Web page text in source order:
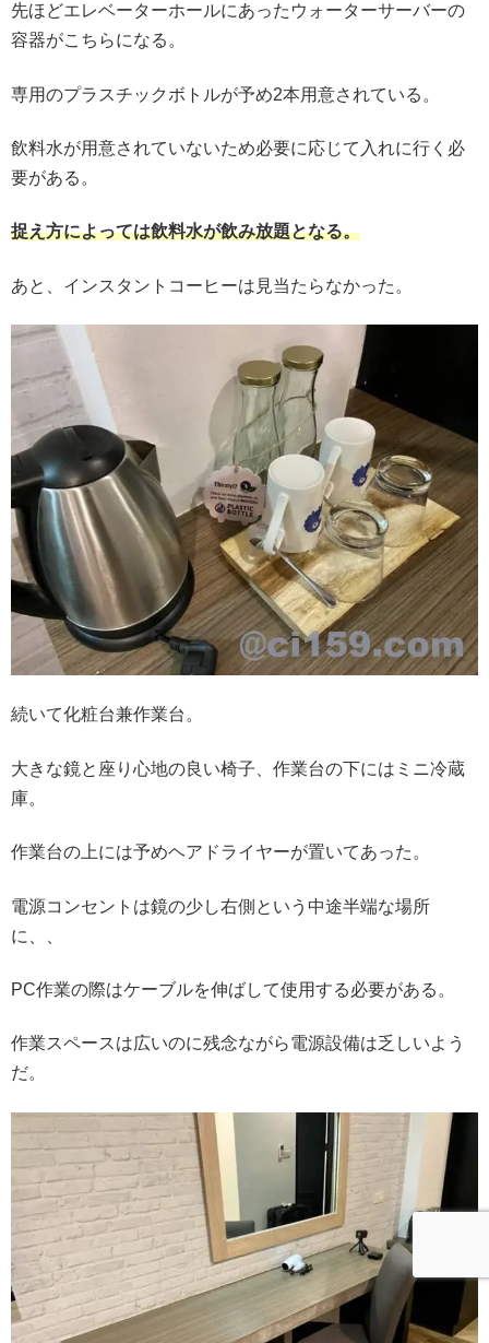
先ほどエレベーターホールにあったウォーターサーバーの
容器がこちらになる。
専用のプラスチックボトルが予め2本用意されている。
飲料水が用意されていないため必要に応じて入れに行く必
要がある。
捉え方によっては飲料水が飲み放題となる。
あと、インスタントコーヒーは見当たらなかった。
続いて化粧台兼作業台。
大きな鏡と座り心地の良い椅子、作業台の下にはミニ冷蔵
庫。
作業台の上には予めヘアドライヤーが置いてあった。
電源コンセントは鏡の少し右側という中途半端な場所
に、、
PC作業の際はケーブルを伸ばして使用する必要がある。
作業スペースは広いのに残念ながら電源設備は乏しいよう
だ。